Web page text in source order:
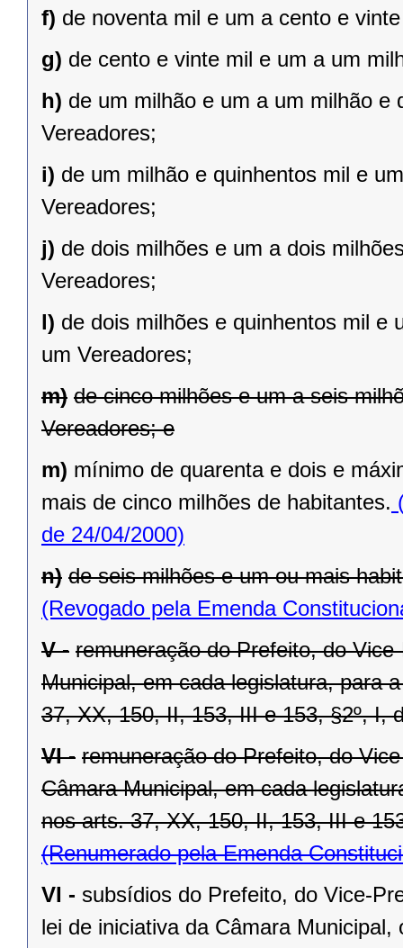
f) de noventa mil e um a cento e
g) de cento e vinte mil e um a um
h) de um milhão e um a um milhão e
Vereadores;
i) de um milhão e quinhentos mil e
Vereadores;
j) de dois milhões e um a dois
Vereadores;
l) de dois milhões e quinhentos mil e
um Vereadores;
m) de cinco milhões e um a seis
Vereadores; e
m) mínimo de quarenta e dois e
mais de cinco milhões de habitantes.
de 24/04/2000)
n) de seis milhões e um ou mais
(Revogado pela Emenda
V - remuneração do Prefeito, do
Municipal, em cada legislatura, para
37, XX, 150, II, 153, III e 153, §2º, I,
VI - remuneração do Prefeito, do
Câmara Municipal, em cada
nos arts. 37, XX, 150, II, 153, III e
(Renumerado pela Emenda
VI - subsídios do Prefeito, do Vice-
lei de iniciativa da Câmara